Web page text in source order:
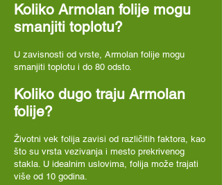
Koliko Armolan folije mogu
smanjiti toplotu?
U zavisnosti od vrste, Armolan folije mogu
smanjiti toplotu i do 80 odsto.
Koliko dugo traju Armolan
folije?
Životni vek folija zavisi od različitih faktora, kao
što su vrsta vezivanja i mesto prekrivenog
stakla. U idealnim uslovima, folija može trajati
više od 10 godina.